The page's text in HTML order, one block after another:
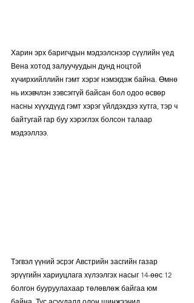
Харин эрх баригчдын мэдээлснээр сүүлийн үед
Вена хотод залуучуудын дунд ноцтой
хүчирхийллийн гэмт хэрэг нэмэгдэж байна. Өмнө
нь ихэвчлэн зэвсэггүй байсан бол одоо өсвөр
насны хүүхдүүд гэмт хэрэг үйлдэхдээ хутга, тэр ч
байтугай гар буу хэрэглэх болсон талаар
мэдээллээ.
Тэгвэл үүний эсрэг Австрийн засгийн газар
эрүүгийн хариуцлага хүлээлгэх насыг 14-өөс 12
болгон бууруулахаар төлөвлөж байгаа юм